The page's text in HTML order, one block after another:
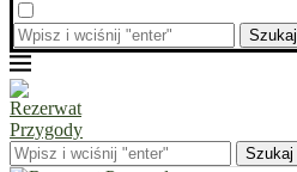
Szukaj
Szukaj